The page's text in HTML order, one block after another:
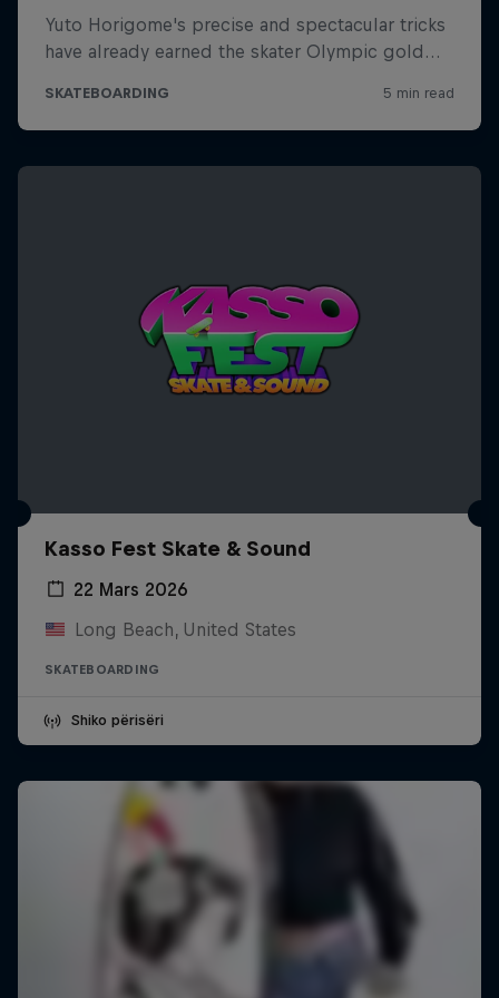
Kasso Fest Skate & Sound
22 Mars 2026
Long Beach, United States
SKATEBOARDING
Shiko përisëri